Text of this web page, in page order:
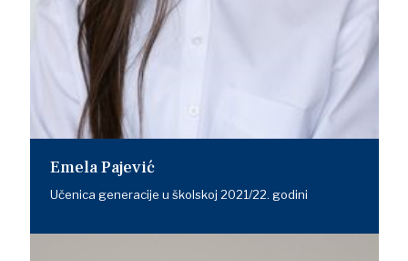
Emela Pajević
Učenica generacije u školskoj 2021/22. godini